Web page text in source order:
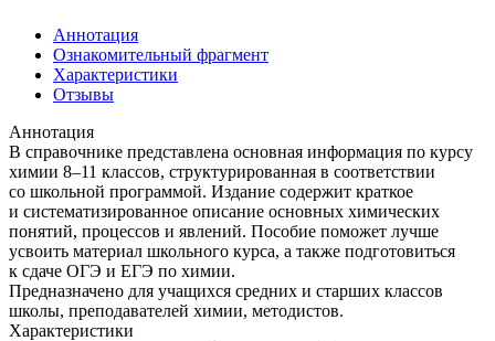
Аннотация
Ознакомительный фрагмент
Характеристики
Отзывы
Аннотация
В справочнике представлена основная информация по курсу
химии 8–11 классов, структурированная в соответствии
со школьной программой. Издание содержит краткое
и систематизированное описание основных химических
понятий, процессов и явлений. Пособие поможет лучше
усвоить материал школьного курса, а также подготовиться
к сдаче ОГЭ и ЕГЭ по химии.
Предназначено для учащихся средних и старших классов
школы, преподавателей химии, методистов.
Характеристики